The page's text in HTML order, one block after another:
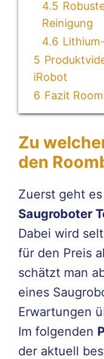
4.5
Reinigung
4.6
5
iRobot
6 Fazit
Zu
den
Zuerst geht
Saugroboter
Dabei wird
für den Preis
schätzt man
eines
Erwartungen
Im folgenden
der aktuell